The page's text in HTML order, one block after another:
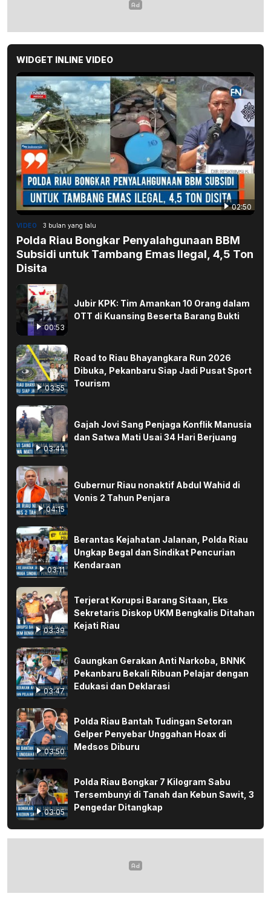
WIDGET INLINE VIDEO
02:50
VIDEO 3 bulan yang lalu
Polda Riau Bongkar Penyalahgunaan BBM
Subsidi untuk Tambang Emas Ilegal, 4,5 Ton
Disita
00:53
Jubir KPK: Tim Amankan 10 Orang dalam
OTT di Kuansing Beserta Barang Bukti
03:55
Road to Riau Bhayangkara Run 2026
Dibuka, Pekanbaru Siap Jadi Pusat Sport
Tourism
03:44
Gajah Jovi Sang Penjaga Konflik Manusia
dan Satwa Mati Usai 34 Hari Berjuang
04:15
Gubernur Riau nonaktif Abdul Wahid di
Vonis 2 Tahun Penjara
03:11
Berantas Kejahatan Jalanan, Polda Riau
Ungkap Begal dan Sindikat Pencurian
Kendaraan
03:39
Terjerat Korupsi Barang Sitaan, Eks
Sekretaris Diskop UKM Bengkalis Ditahan
Kejati Riau
03:47
Gaungkan Gerakan Anti Narkoba, BNNK
Pekanbaru Bekali Ribuan Pelajar dengan
Edukasi dan Deklarasi
03:50
Polda Riau Bantah Tudingan Setoran
Gelper Penyebar Unggahan Hoax di
Medsos Diburu
03:05
Polda Riau Bongkar 7 Kilogram Sabu
Tersembunyi di Tanah dan Kebun Sawit, 3
Pengedar Ditangkap